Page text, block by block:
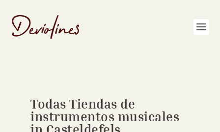
Todas Tiendas de
instrumentos musicales